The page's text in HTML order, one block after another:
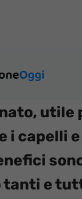
utile
i capelli
tanti e